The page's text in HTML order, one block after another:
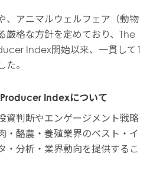
、アニマルウェルフェア（動物
厳格な方針を定めており、The
Index開始以来、一貫して1
。
Indexについて
資判断やエンゲージメント戦略
・酪農・養殖業界のベスト・イ
・分析・業界動向を提供するこ